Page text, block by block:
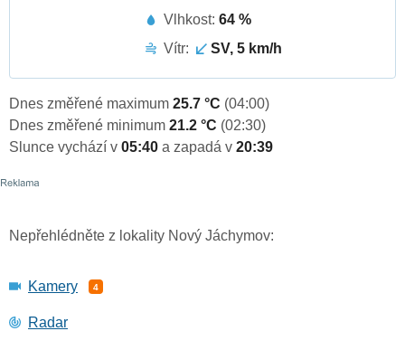
Vlhkost: 64 %
Vítr:
SV, 5 km/h
Dnes změřené maximum 25.7 °C (04:00)
Dnes změřené minimum 21.2 °C (02:30)
Slunce vychází v 05:40 a zapadá v 20:39
Nepřehlédněte z lokality Nový Jáchymov:
Kamery 4
Radar